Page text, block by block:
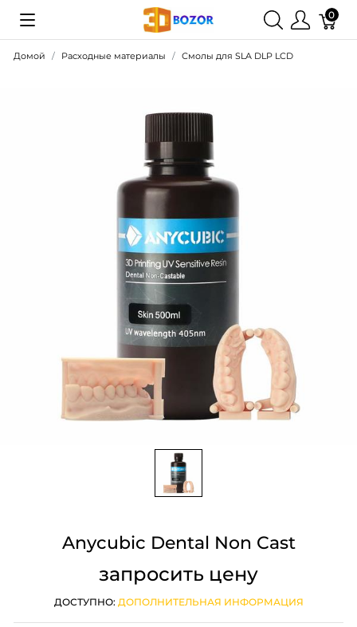
0
Домой Расходные материалы Смолы для SLA DLP LCD
Anycubic Dental Non Cast
запросить цену
ДОСТУПНО: ДОПОЛНИТЕЛЬНАЯ ИНФОРМАЦИЯ